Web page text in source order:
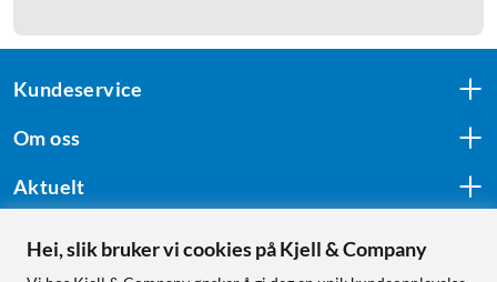
Kundeservice
Om oss
Aktuelt
Følg oss
Hei, slik bruker vi cookies på Kjell & Company